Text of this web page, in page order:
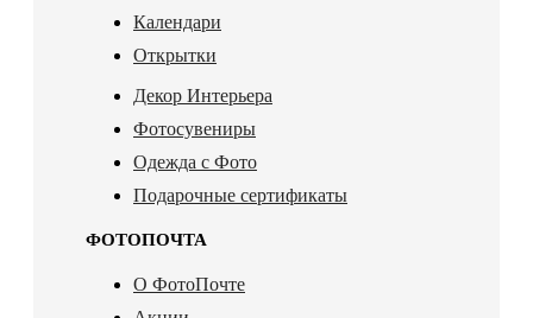
Календари
Открытки
Декор Интерьера
Фотосувениры
Одежда с Фото
Подарочные сертификаты
ФОТОПОЧТА
О ФотоПочте